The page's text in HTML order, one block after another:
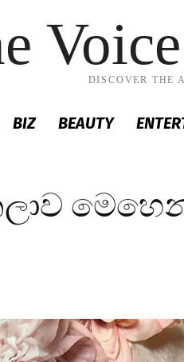
DISCOVER THE
BIZ BEAUTY